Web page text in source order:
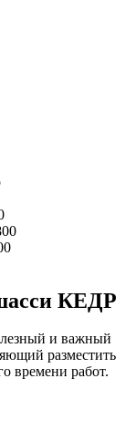
КЕДР
и важный
разместить
времени работ.